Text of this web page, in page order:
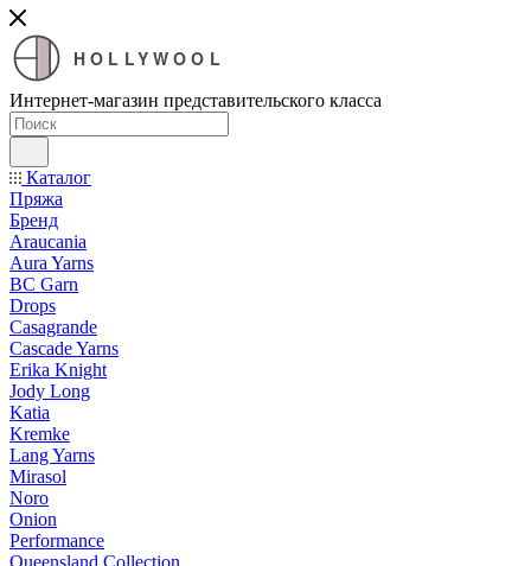
HOLLYWOOL
Интернет-магазин представительского класса
Каталог
Пряжа
Бренд
Araucania
Aura Yarns
BC Garn
Drops
Casagrande
Cascade Yarns
Erika Knight
Jody Long
Katia
Kremke
Lang Yarns
Mirasol
Noro
Onion
Performance
Queensland Collection